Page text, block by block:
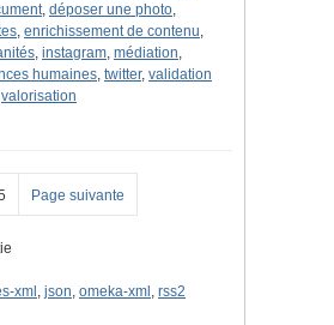
, déposer une photo,
, enrichissement de contenu,
, instagram, médiation,
humaines, twitter, validation
valorisation
Page suivante
xml , json, omeka-xml , rss2